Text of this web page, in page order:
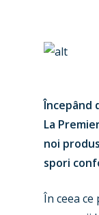
Începând
La
noi
spori
În ceea